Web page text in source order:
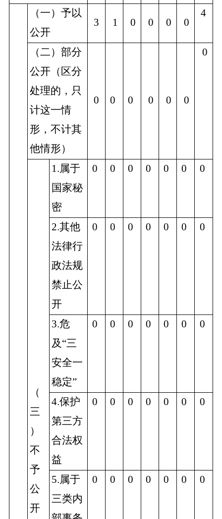
（一）予以
公开
3 1 0 0 0 0
4
（二）部分
公开（区分
处理的，只
计这一情
形，不计其
他情形）
0 0 0 0 0 0
0
（
三
）
不
予
公
开
1.属于
国家秘
密
0 0 0 0 0 0 0
2.其他
法律行
政法规
禁止公
开
0 0 0 0 0 0 0
3.危
及“三
安全一
稳定”
0 0 0 0 0 0 0
4.保护
第三方
合法权
益
0 0 0 0 0 0 0
5.属于
三类内
0 0 0 0 0 0 0